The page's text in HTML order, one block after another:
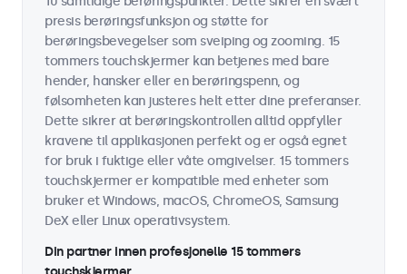
presis berøringsfunksjon og støtte for
berøringsbevegelser som sveiping og zooming. 15
tommers touchskjermer kan betjenes med bare
hender, hansker eller en berøringspenn, og
følsomheten kan justeres helt etter dine preferanser.
Dette sikrer at berøringskontrollen alltid oppfyller
kravene til applikasjonen perfekt og er også egnet
for bruk i fuktige eller våte omgivelser. 15 tommers
touchskjermer er kompatible med enheter som
bruker et Windows, macOS, ChromeOS, Samsung
DeX eller Linux operativsystem.
Din partner innen profesjonelle 15 tommers